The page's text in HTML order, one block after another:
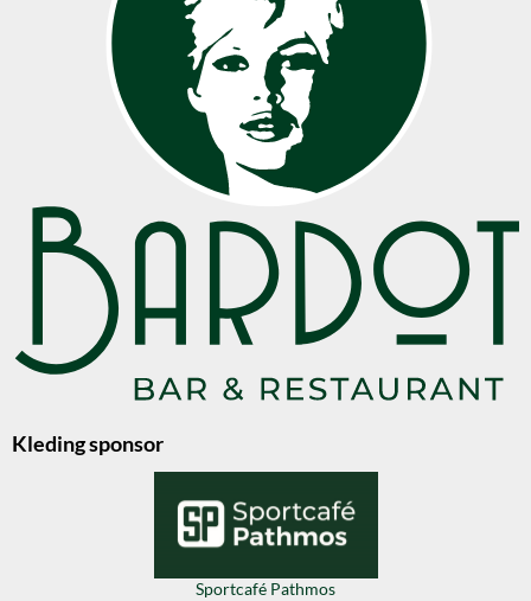
Kleding sponsor
Sportcafé Pathmos